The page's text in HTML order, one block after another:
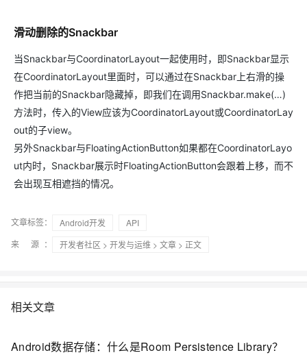
滑动删除的Snackbar
当Snackbar与CoordinatorLayout一起使用时，即Snackbar显示
在CoordinatorLayout里面时，可以通过在Snackbar上右滑的操
作把当前的Snackbar隐藏掉，即我们在调用Snackbar.make(…)
方法时，传入的View应该为CoordinatorLayout或CoordinatorLay
out的子view。
另外Snackbar与FloatingActionButton如果都在CoordinatorLayo
ut内时，Snackbar展示时FloatingActionButton会跟着上移，而不
会出现互相遮挡的情况。
文章标签： Android开发
API
来 源：
开发者社区 > 开发与运维 > 文章 > 正文
相关文章
Android数据存储：什么是Room Persistence Library？